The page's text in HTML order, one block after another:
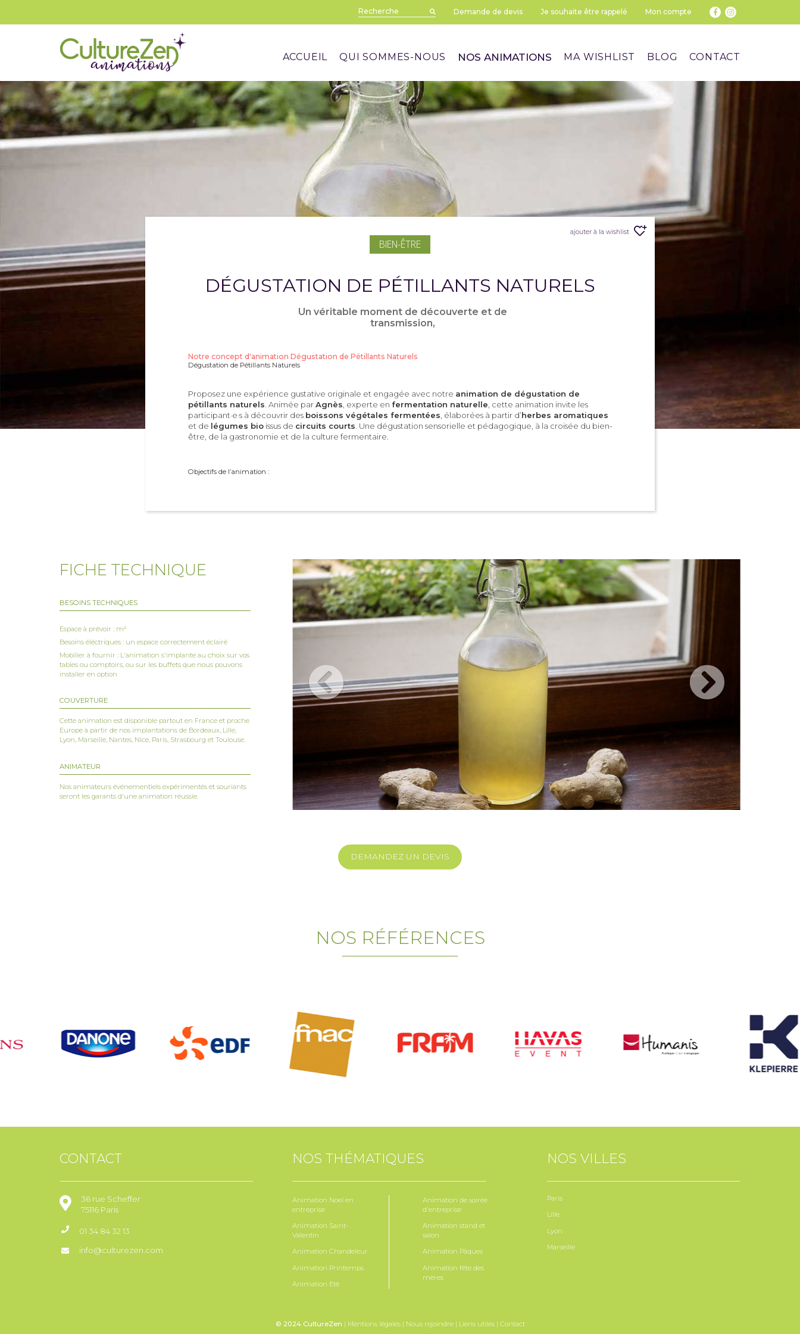
Demande de devis Je souhaite être rappelé Mon compte
ACCUEIL QUI SOMMES-NOUS NOS ANIMATIONS MA WISHLIST BLOG CONTACT
Accueil:Atelier Bien-Être: Dégustation De Pétillants Naturels
ajouter à la wishlist
BIEN-ÊTRE
DÉGUSTATION DE PÉTILLANTS NATURELS
Un véritable moment de découverte et de
transmission,
Notre concept d'animation Dégustation de Pétillants Naturels
Dégustation de Pétillants Naturels
Proposez une expérience gustative originale et engagée avec notre animation de dégustation de
pétillants naturels. Animée parAgnès, experte en fermentation naturelle, cette animation invite les
participant·e·s à découvrir des boissons végétales fermentées, élaborées à partir d’herbes aromatiques
et de légumes bioissus de circuits courts. Une dégustation sensorielle et pédagogique, à la croisée du bien-
être, de la gastronomie et de la culture fermentaire.
Objectifs de l’animation :
Offrir une expérience dégustation unique: Faire découvrir des saveurs végétales
Informations générales :
Durée
: Environ 20 personnes par heure
: Agnès, experte en fermentation naturelle
Format
Boissons fermentées végétales à base d’herbes (romarin, menthe, basilic…)
Pétillants de légumes(betterave, carotte, concombre…)
0,5 à 1 %
bienfaits des boissons fermentées: digestibilité, apport en micro-
petits shots de pétillants naturels
végétales et niveaux d’effervescence.
4. Échanges & questions
Temps d’échange libre pour poser des questions sur la fermentation, les usages, la conservation et la
: non requise
: verres de dégustation, bouteilles, signalétique
FICHE TECHNIQUE
BESOINS TECHNIQUES
Espace à prévoir : m²
Besoins éléctriques : un espace correctement éclairé
Mobilier à fournir : L'animation s'implante au choix sur vos
tables ou comptoirs, ou sur les buffets que nous pouvons
installer en option
COUVERTURE
Cette animation est disponible partout en France et proche
Europe à partir de nos implantations de Bordeaux, Lille,
Lyon, Marseille, Nantes, Nice, Paris, Strasbourg et Toulouse.
ANIMATEUR
Nos animateurs événementiels expérimentés et souriants
seront les garants d'une animation réussie.
DEMANDEZ UN DEVIS
NOS RÉFÉRENCES
CONTACT
36 rue Scheffer
75116 Paris
01 34 84 32 13
info@culturezen.com
NOS THÉMATIQUES
Animation Noel en
entreprise
Animation Saint-
Valentin
Animation Chandeleur
Animation Printemps
Animation Eté
Animation de soirée
d'entreprise
Animation stand et
salon
Animation Pâques
Animation fête des
mères
NOS VILLES
Paris
Lille
Lyon
Marseille
© 2024 CultureZen | Mentions légales | Nous rejoindre | Liens utiles | Contact